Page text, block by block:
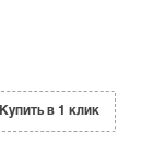
Купить в 1 клик